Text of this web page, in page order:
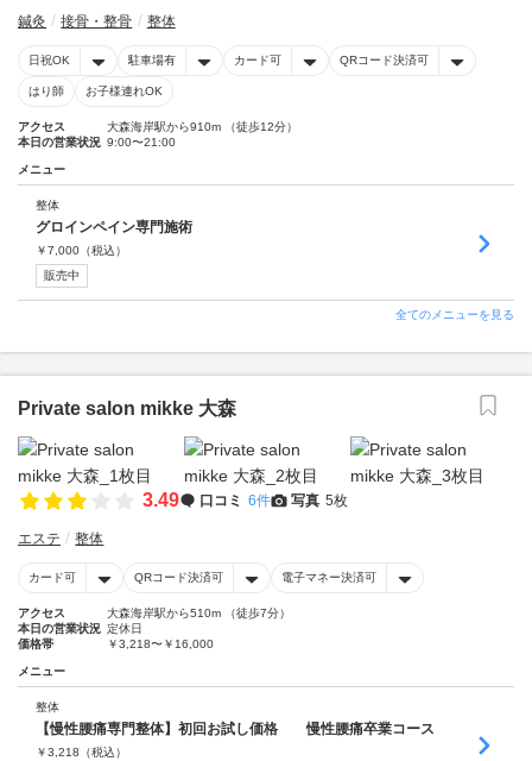
鍼灸 接骨・整骨 整体
日祝OK 駐車場有 カード可 QRコード決済可
はり師 お子様連れOK
アクセス
大森海岸駅から910m （徒歩12分）
本日の営業状況 9:00〜21:00
メニュー
整体
グロインペイン専門施術
￥7,000 （税込）
販売中
全てのメニューを見る
Private salon mikke 大森
3.49 口コミ 6件 写真 5枚
エステ 整体
カード可 QRコード決済可 電子マネー決済可
アクセス
大森海岸駅から510m （徒歩7分）
本日の営業状況 定休日
価格帯
￥3,218〜￥16,000
メニュー
整体
【慢性腰痛専門整体】初回お試し価格 慢性腰痛卒業コース
￥3,218 （税込）